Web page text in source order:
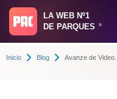
LA WEB Nº1
DE PARQUES
®
Inicio Blog Avanze de Video...